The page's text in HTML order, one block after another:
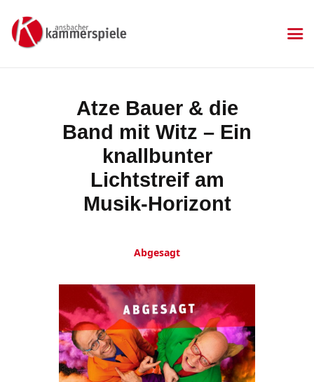
Atze Bauer & die
Band mit Witz – Ein
knallbunter
Lichtstreif am
Musik-Horizont
KAMMERSPIELE
Aktuelles
Kartenkauf
Die Kammerspiele
Mitgliedschaft
Gastronomie
Sponsoren
Impressum
Abgesagt